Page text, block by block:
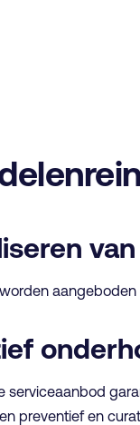
serviceaanbod
preventief en